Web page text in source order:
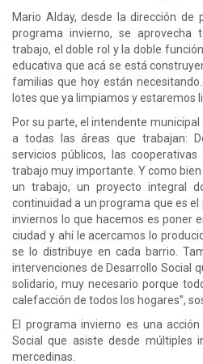
Mario Alday, desde la dirección de
programa invierno, se
trabajo, el doble rol y la doble
educativa que acá se está
familias que hoy están
lotes que ya limpiamos y estaremos
Por su parte, el intendente
a todas las áreas que trabajan:
servicios públicos, las
trabajo muy importante. Y como
un trabajo, un proyecto integral
continuidad a un programa que es
inviernos lo que hacemos es poner
ciudad y ahí le acercamos lo
se lo distribuye en cada barrio.
intervenciones de Desarrollo Social
solidario, muy necesario porque
calefacción de todos los hogares”,
El programa invierno es una
Social que asiste desde múltiples
mercedinas.